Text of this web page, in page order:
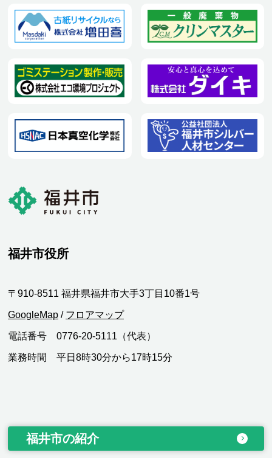
福井市役所
〒910-8511 福井県福井市大手3丁目10番1号
GoogleMap / フロアマップ
電話番号 0776-20-5111（代表）
業務時間 平日8時30分から17時15分
福井市の紹介